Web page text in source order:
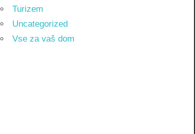
Turizem
Uncategorized
Vse za vaš dom